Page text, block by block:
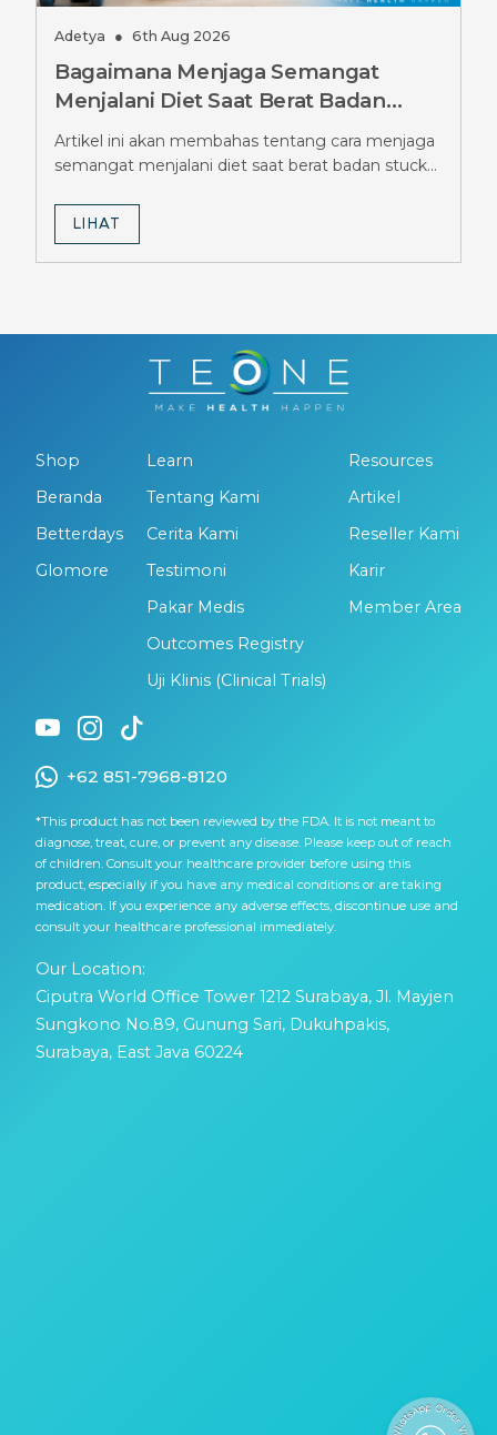
Adetya ● 6th Aug 2026
Bagaimana Menjaga Semangat
Menjalani Diet Saat Berat Badan
Stuck Berbulan-bulan, Simak Tipsnya
Artikel ini akan membahas tentang cara menjaga
semangat menjalani diet saat berat badan stuck
LIHAT
Shop
Beranda
Betterdays
Glomore
Learn
Tentang Kami
Cerita Kami
Testimoni
Pakar Medis
Outcomes Registry
Uji Klinis (Clinical Trials)
Resources
Artikel
Reseller Kami
Karir
Member Area
+62 851-7968-8120
*This product has not been reviewed by the FDA. It is not meant to
diagnose, treat, cure, or prevent any disease. Please keep out of reach
of children. Consult your healthcare provider before using this
product, especially if you have any medical conditions or are taking
medication. If you experience any adverse effects, discontinue use and
consult your healthcare professional immediately.
Our Location:
Ciputra World Office Tower 1212 Surabaya, Jl. Mayjen
Sungkono No.89, Gunung Sari, Dukuhpakis,
Surabaya, East Java 60224